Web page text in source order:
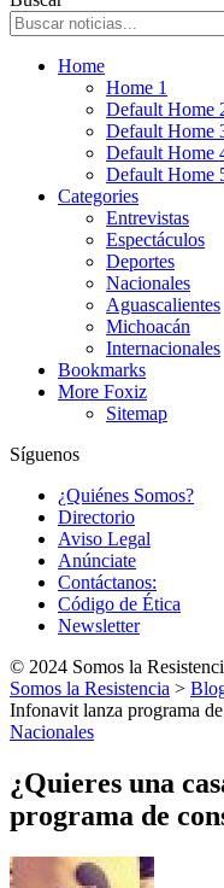
Home
Home 1
Default Home
Default Home
Default Home
Default Home
Categories
Entrevistas
Espectáculos
Deportes
Nacionales
Aguascalientes
Michoacán
Internacionales
Bookmarks
More Foxiz
Sitemap
Síguenos
¿Quiénes Somos?
Directorio
Aviso Legal
Anúnciate
Contáctanos:
Código de Ética
Newsletter
© 2024 Somos la
Somos la Resistencia >
Infonavit lanza programa
Nacionales
¿Quieres una
programa de